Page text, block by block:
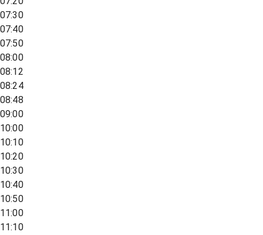
07:30
07:40
07:50
08:00
08:12
08:24
08:48
09:00
10:00
10:10
10:20
10:30
10:40
10:50
11:00
11:10